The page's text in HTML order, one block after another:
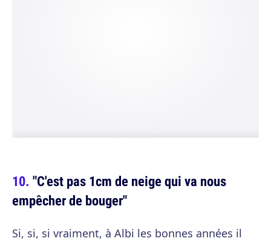
"C'est pas 1cm de neige qui va nous
empêcher de bouger"
Si, si, si vraiment, à Albi les bonnes années il